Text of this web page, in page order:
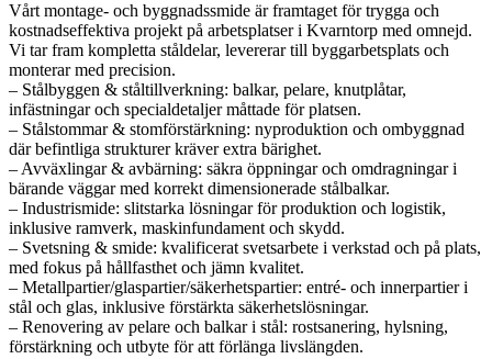
Vårt montage- och byggnadssmide är framtaget för trygga och
kostnadseffektiva projekt på arbetsplatser i Kvarntorp med omnejd.
Vi tar fram kompletta ståldelar, levererar till byggarbetsplats och
monterar med precision.
– Stålbyggen & ståltillverkning: balkar, pelare, knutplåtar,
infästningar och specialdetaljer måttade för platsen.
– Stålstommar & stomförstärkning: nyproduktion och ombyggnad
där befintliga strukturer kräver extra bärighet.
– Avväxlingar & avbärning: säkra öppningar och omdragningar i
bärande väggar med korrekt dimensionerade stålbalkar.
– Industrismide: slitstarka lösningar för produktion och logistik,
inklusive ramverk, maskinfundament och skydd.
– Svetsning & smide: kvalificerat svetsarbete i verkstad och på plats,
med fokus på hållfasthet och jämn kvalitet.
– Metallpartier/glaspartier/säkerhetspartier: entré- och innerpartier i
stål och glas, inklusive förstärkta säkerhetslösningar.
– Renovering av pelare och balkar i stål: rostsanering, hylsning,
förstärkning och utbyte för att förlänga livslängden.